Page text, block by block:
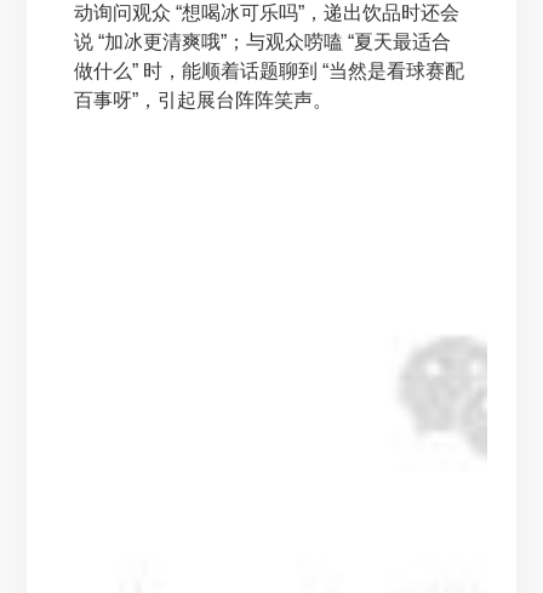
动询问观众 “想喝冰可乐吗”，递出饮品时还会
说 “加冰更清爽哦”；与观众唠嗑 “夏天最适合
做什么” 时，能顺着话题聊到 “当然是看球赛配
百事呀”，引起展台阵阵笑声。